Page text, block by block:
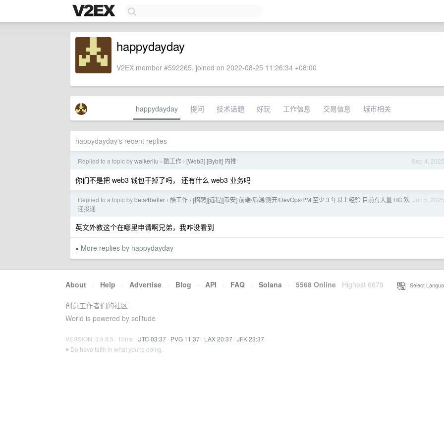
happydayday
V2EX member #592265, joined on 2022-08-25 11:26:34 +08:00
happydayday 提问 技术话题 好玩 工作信息 交易信息 城市相关
happydayday's recent replies
Sep 4, 2025
Replied to a topic bywalkerliu › 酷工作 › [Web3] [Bybit] 内推
你们不是把 web3 钱包干掉了吗， 还有什么 web3 业务吗
Jun 5, 2025
Replied to a topic bybeta4better › 酷工作 › [招聘][远程][币安] 前端/后端/测开/DevOps/PM 至少 3 年以上经验 目前有大量 HC 欢
迎投递
英文外教这个在哪里申请啊兄弟，我咋没看到
» More replies by happydayday
About · Help · Advertise · Blog · API · FAQ · Solana · 5568 Online Highest 6679 Select
创意工作者们的社区
World is powered by solitude
VERSION: 3.9.8.5 · 10ms · UTC 03:37 · PVG 11:37 · LAX 20:37 · JFK 23:37
♥ Do have faith in what you're doing.